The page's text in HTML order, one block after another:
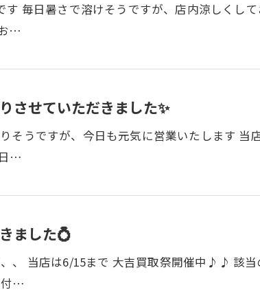
毎日暑さで溶けそうですが、店内涼しくし
…
させていただきました✨
そうですが、今日も元気に営業いたします 当
…
ました💍
、 当店は6/15まで 大吉買取祭開催中♪♪ 該
付…